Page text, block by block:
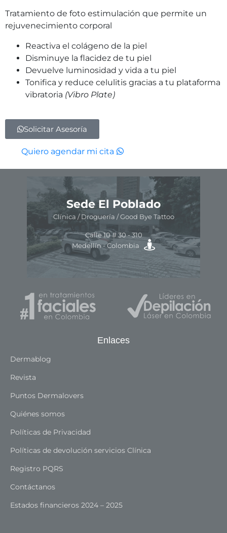
Tratamiento de foto estimulación que permite un
rejuvenecimiento corporal
Reactiva el colágeno de la piel
Disminuye la flacidez de tu piel
Devuelve luminosidad y vida a tu piel
Tonifica y reduce celulitis gracias a tu plataforma
vibratoria (Vibro Plate)
Solicitar Asesoría
Quiero agendar mi cita
Enlaces
Dermablog
Revista
Puntos Dermalovers
Quiénes somos
Políticas de Privacidad
Políticas de devolución servicios Clínica
Registro PQRS
Contáctanos
Estados financieros 2024 – 2025